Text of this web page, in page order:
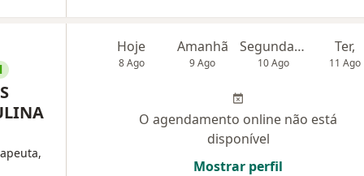
Hoje
8 Ago
Amanhã
9 Ago
Segunda-feira
10 Ago
Ter,
11 Ago
O agendamento online não está
disponível
Mostrar perfil